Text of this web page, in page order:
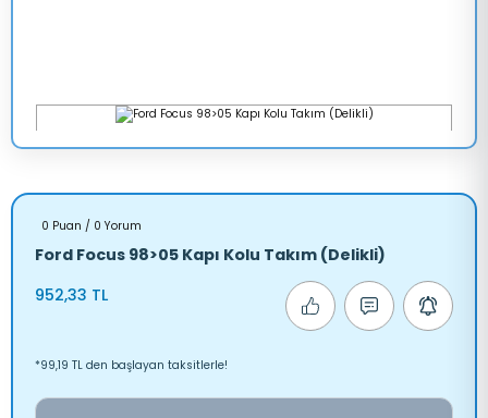
0 Puan / 0 Yorum
Ford Focus 98>05 Kapı Kolu Takım (Delikli)
952,33 TL
*99,19 TL den başlayan taksitlerle!